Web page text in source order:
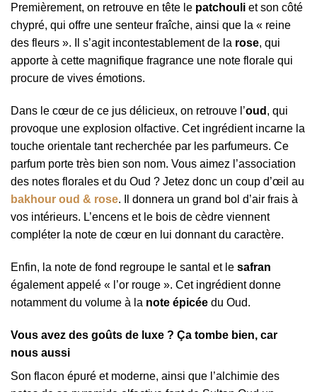
Premièrement, on retrouve en tête le patchouli et son côté
chypré, qui offre une senteur fraîche, ainsi que la « reine
des fleurs ». Il s’agit incontestablement de la rose, qui
apporte à cette magnifique fragrance une note florale qui
procure de vives émotions.
Dans le cœur de ce jus délicieux, on retrouve l’oud , qui
provoque une explosion olfactive. Cet ingrédient incarne la
touche orientale tant recherchée par les parfumeurs. Ce
parfum porte très bien son nom. Vous aimez l’association
des notes florales et du Oud ? Jetez donc un coup d’œil au
bakhour oud & rose. Il donnera un grand bol d’air frais à
vos intérieurs. L’encens et le bois de cèdre viennent
compléter la note de cœur en lui donnant du caractère.
Enfin, la note de fond regroupe le santal et le safran
également appelé « l’or rouge ». Cet ingrédient donne
notamment du volume à la note épicée du Oud.
Vous avez des goûts de luxe ? Ça tombe bien, car
nous aussi
Son flacon épuré et moderne, ainsi que l’alchimie des